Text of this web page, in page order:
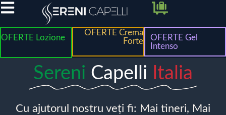
OFERTE Lozione
OFERTE Crema
Forte
OFERTE Gel
Intenso
Sereni Capelli Italia
Cu ajutorul nostru veți fi: Mai tineri, Mai